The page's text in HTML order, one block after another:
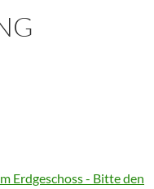
Erdgeschoss - Bitte den